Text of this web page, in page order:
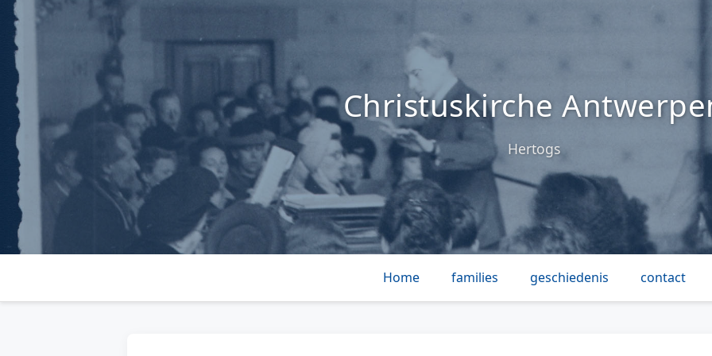
Christuskirche
Hertogs
Home families geschiedenis contact